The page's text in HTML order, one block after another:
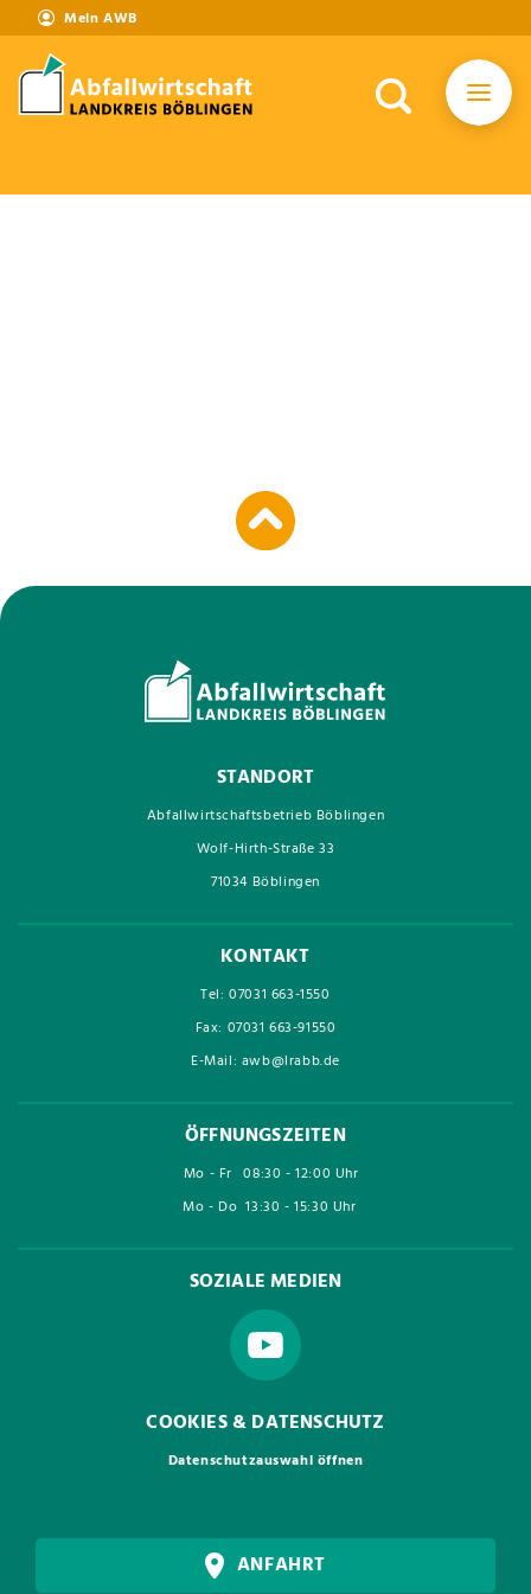
Mein AWB
STANDORT
Abfallwirtschaftsbetrieb Böblingen
Wolf-Hirth-Straße 33
71034 Böblingen
KONTAKT
Tel: 07031 663-1550
Fax: 07031 663-91550
E-Mail: awb@lrabb.de
ÖFFNUNGSZEITEN
Mo - Fr 08:30 - 12:00 Uhr
Mo - Do 13:30 - 15:30 Uhr
SOZIALE MEDIEN
COOKIES & DATENSCHUTZ
Datenschutzauswahl öffnen
ANFAHRT